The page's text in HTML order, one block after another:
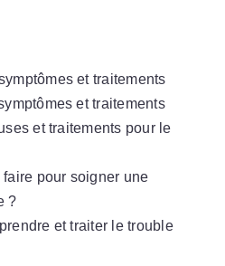
et traitements
et traitements
et traitements pour le
pour soigner une
?
et traiter le trouble